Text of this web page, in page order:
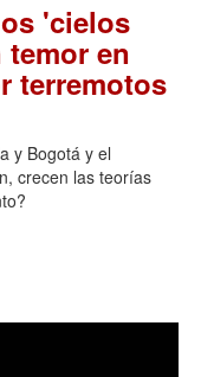
'cielos
en
terremotos
y Bogotá y el
crecen las teorías